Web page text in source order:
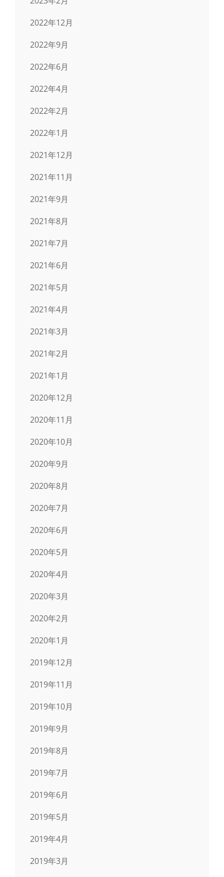
2022年12月
2022年9月
2022年6月
2022年4月
2022年2月
2022年1月
2021年12月
2021年11月
2021年9月
2021年8月
2021年7月
2021年6月
2021年5月
2021年4月
2021年3月
2021年2月
2021年1月
2020年12月
2020年11月
2020年10月
2020年9月
2020年8月
2020年7月
2020年6月
2020年5月
2020年4月
2020年3月
2020年2月
2020年1月
2019年12月
2019年11月
2019年10月
2019年9月
2019年8月
2019年7月
2019年6月
2019年5月
2019年4月
2019年3月